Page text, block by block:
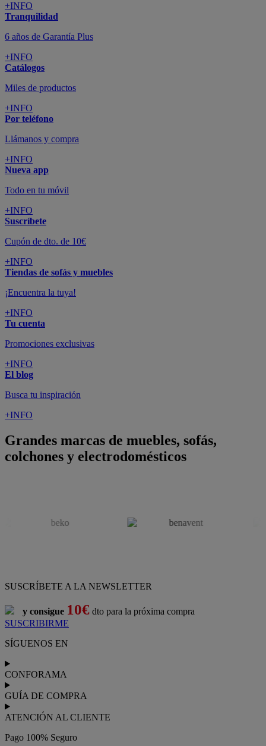
+INFO
Tranquilidad
6 años de Garantía Plus
+INFO
Catálogos
Miles de productos
+INFO
Por teléfono
Llámanos y compra
+INFO
Nueva app
Todo en tu móvil
+INFO
Suscríbete
Cupón de dto. de 10€
+INFO
Tiendas de sofás y muebles
¡Encuentra la tuya!
+INFO
Tu cuenta
Promociones exclusivas
+INFO
El blog
Busca tu inspiración
+INFO
Grandes marcas de muebles, sofás,
colchones y electrodomésticos
SUSCRÍBETE A LA NEWSLETTER
y consigue 10€ dto para la próxima compra
SUSCRIBIRME
SÍGUENOS EN
CONFORAMA
GUÍA DE COMPRA
ATENCIÓN AL CLIENTE
Pago 100% Seguro